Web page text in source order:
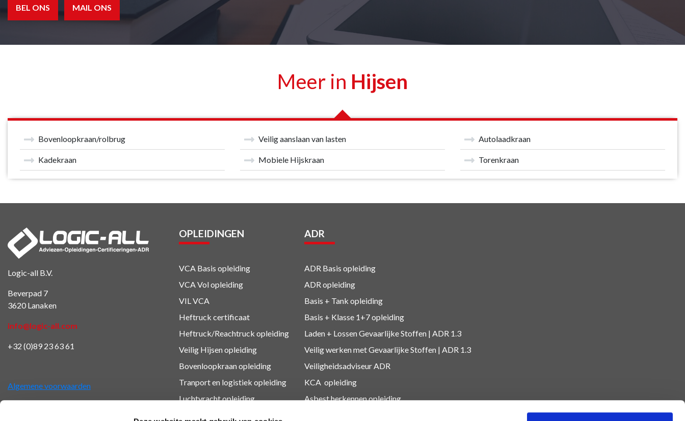
BEL ONS MAIL ONS
Meer in Hijsen
Bovenloopkraan/rolbrug Veilig aanslaan van lasten Autolaadkraan
Kadekraan Mobiele Hijskraan Torenkraan
Logic-all B.V.
Beverpad 7
3620 Lanaken
info@logic-all.com
+32 (0)89 23 63 61
Algemene voorwaarden
OPLEIDINGEN
VCA Basis opleiding
VCA Vol opleiding
VIL VCA
Heftruck certificaat
Heftruck/Reachtruck opleiding
Veilig Hijsen opleiding
Bovenloopkraan opleiding
Tranport en logistiek opleiding
Luchtvrachtopleiding
ADR
ADR Basis opleiding
ADR opleiding
Basis + Tank opleiding
Basis + Klasse 1+7opleiding
Laden + Lossen Gevaarlijke Stoffen | ADR 1.3
Veilig werken met Gevaarlijke Stoffen | ADR 1.3
Veiligheidsadviseur ADR
KCA opleiding
Asbest herkennenopleiding